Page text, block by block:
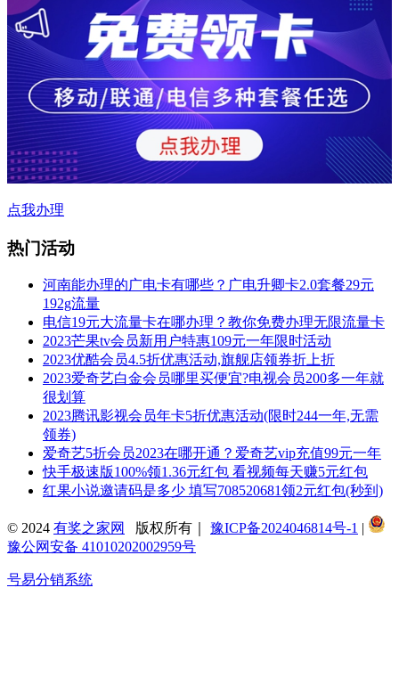
点我办理
热门活动
河南能办理的广电卡有哪些？广电升卿卡2.0套餐29元
192g流量
电信19元大流量卡在哪办理？教你免费办理无限流量卡
2023芒果tv会员新用户特惠109元一年限时活动
2023优酷会员4.5折优惠活动,旗舰店领券折上折
2023爱奇艺白金会员哪里买便宜?电视会员200多一年就
很划算
2023腾讯影视会员年卡5折优惠活动(限时244一年,无需
领券)
爱奇艺5折会员2023在哪开通？爱奇艺vip充值99元一年
快手极速版100%领1.36元红包 看视频每天赚5元红包
红果小说邀请码是多少 填写708520681领2元红包(秒到)
© 2024 有奖之家网 版权所有｜ 豫ICP备2024046814号-1 |
豫公网安备 41010202002959号
号易分销系统